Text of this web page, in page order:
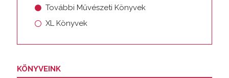
További Művészeti Könyvek
XL Könyvek
KÖNYVEINK